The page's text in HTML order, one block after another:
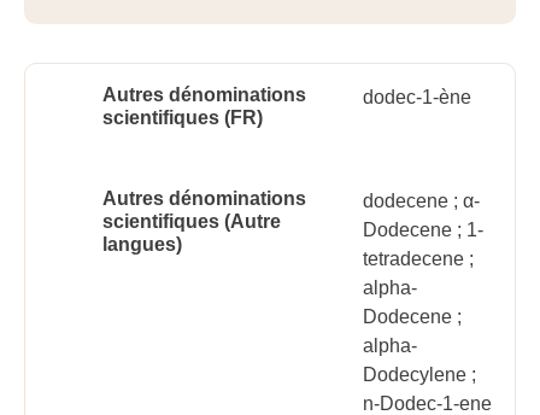
Autres dénominations
scientifiques (FR)
dodec-1-ène
Autres dénominations
scientifiques (Autre
langues)
dodecene ; α-
Dodecene ; 1-
tetradecene ;
alpha-
Dodecene ;
alpha-
Dodecylene ;
n-Dodec-1-ene